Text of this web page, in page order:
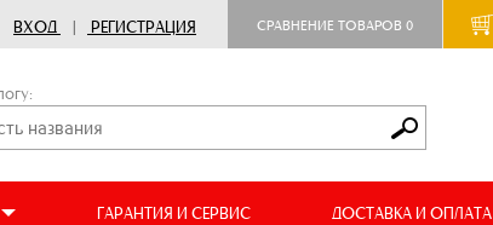
ВХОД | РЕГИСТРАЦИЯ СРАВНЕНИЕ ТОВАРОВ 0
ГАРАНТИЯ И СЕРВИС ДОСТАВКА И ОПЛАТА